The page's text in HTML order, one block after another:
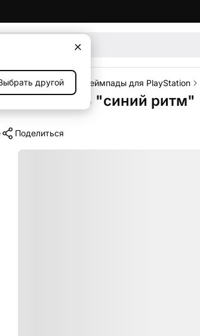
другой
Sony PlayStation Геймпады для PlayStation
PS5 "синий ритм"
Поделиться